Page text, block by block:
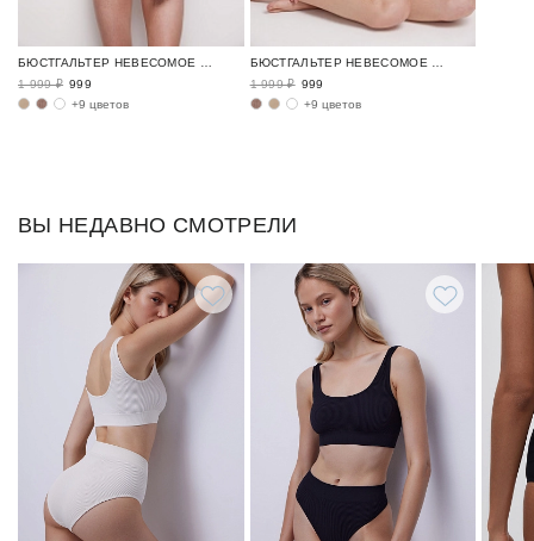
БЮСТГАЛЬТЕР НЕВЕСОМОЕ БЕЛЬЕ / AIRY
1 999 ₽ 999
+9 цветов
БЮСТГАЛЬТЕР НЕВЕСОМОЕ БЕЛЬЕ / AIRY
1 999 ₽ 999
+9 цветов
ВЫ НЕДАВНО СМОТРЕЛИ